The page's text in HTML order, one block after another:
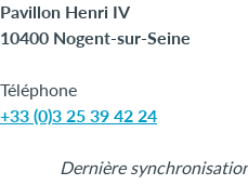
Pavillon Henri IV
10400 Nogent-sur-Seine
Téléphone
+33 (0)3 25 39 42 24
Dernière